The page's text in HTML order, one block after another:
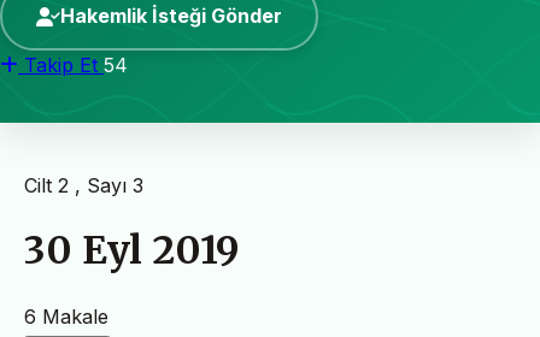
Hakemlik İsteği Gönder
Takip Et 54
Cilt 2 , Sayı 3
30 Eyl 2019
6 Makale